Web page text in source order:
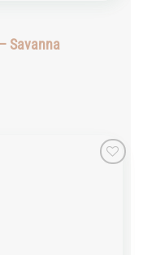
Savanna